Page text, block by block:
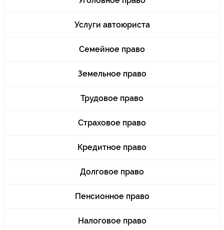
Услуги автоюриста
Семейное право
Земельное право
Трудовое право
Страховое право
Кредитное право
Долговое право
Пенсионное право
Налоговое право